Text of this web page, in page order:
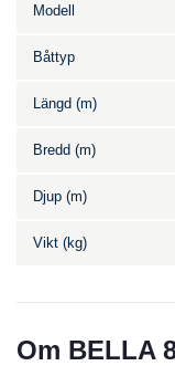
Modell
Båttyp
Längd (m)
Bredd (m)
Djup (m)
Vikt (kg)
Om BELLA